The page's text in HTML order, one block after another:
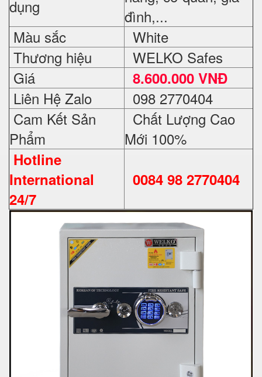
dụng
đình,...
Màu sắc
White
Thương hiệu
WELKO Safes
Giá
8.600.000 VNĐ
Liên Hệ Zalo
098 2770404
Cam Kết Sản
Phẩm
Chất Lượng Cao
Mới 100%
Hotline
International
24/7
0084 98 2770404